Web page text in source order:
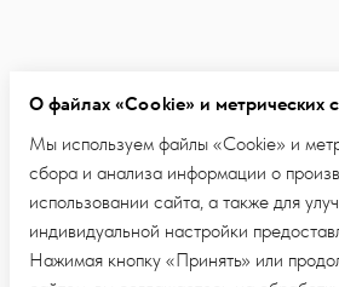
О файлах «Cookie» и метрических
Мы используем файлы «Cookie» и
сбора и анализа информации о
использовании сайта, а также для
индивидуальной настройки
Нажимая кнопку «Принять» или